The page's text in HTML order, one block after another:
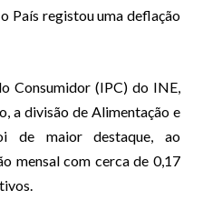
País registou uma deflação
Consumidor (IPC) do INE,
a divisão de Alimentação e
de maior destaque, ao
mensal com cerca de 0,17